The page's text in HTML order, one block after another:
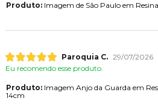
Produto:Imagem de São Paulo em
Paroquia C. 29/07/2026
Eu recomendo esse produto.
Produto:Imagem Anjo da Guarda em
14cm